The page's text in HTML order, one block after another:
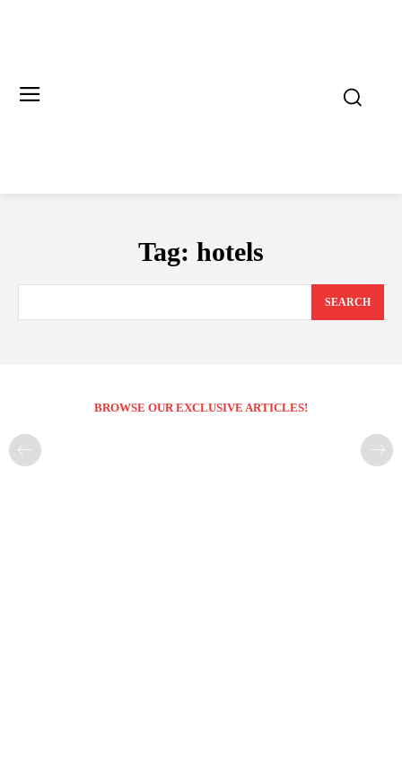
Tag: hotels
SEARCH
BROWSE OUR EXCLUSIVE ARTICLES!